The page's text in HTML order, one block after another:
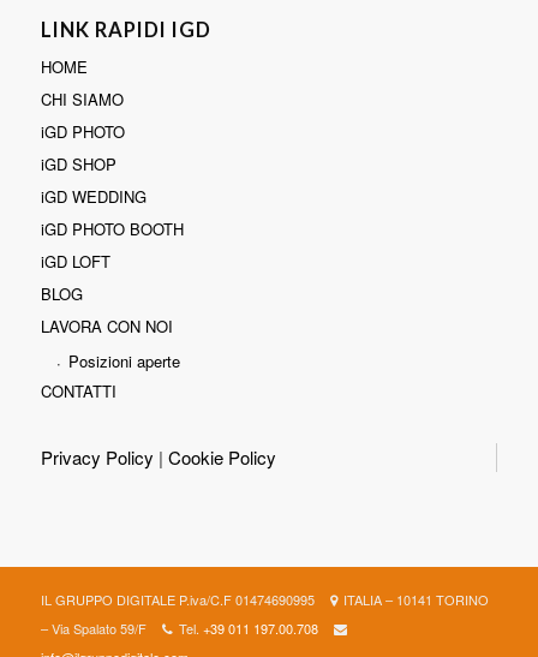
LINK RAPIDI IGD
HOME
CHI SIAMO
iGD PHOTO
iGD SHOP
iGD WEDDING
iGD PHOTO BOOTH
iGD LOFT
BLOG
LAVORA CON NOI
Posizioni aperte
CONTATTI
Privacy Policy | Cookie Policy
IL GRUPPO DIGITALE P.iva/C.F 01474690995
ITALIA – 10141 TORINO
– Via Spalato 59/F
Tel. +39 011 197.00.708